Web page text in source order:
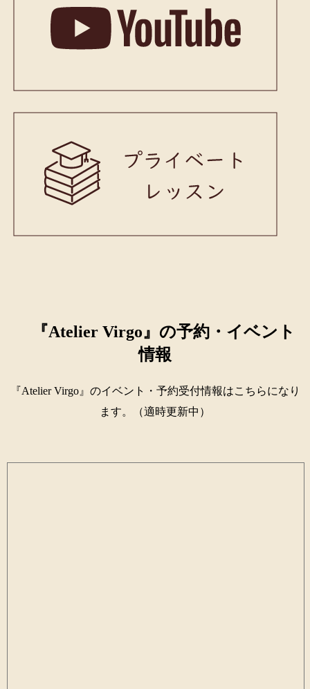
『Atelier Virgo』の予約・イベント
情報
『Atelier Virgo』のイベント・予約受付情報はこちらになり
ます。（適時更新中）